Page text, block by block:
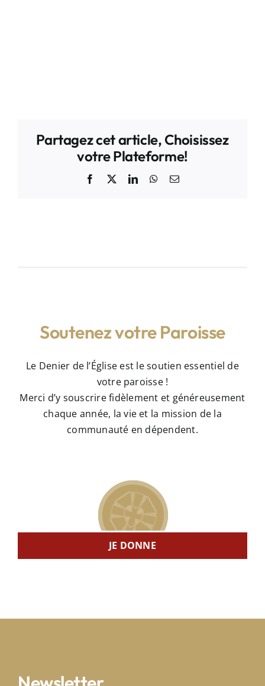
Partagez cet article, Choisissez
votre Plateforme!
Facebook
X LinkedInWhatsApp
Email
Soutenez votre Paroisse
Le Denier de l’Église est le soutien essentiel de
votre paroisse !
Merci d’y souscrire fidèlement et généreusement
chaque année, la vie et la mission de la
communauté en dépendent.
JE DONNE